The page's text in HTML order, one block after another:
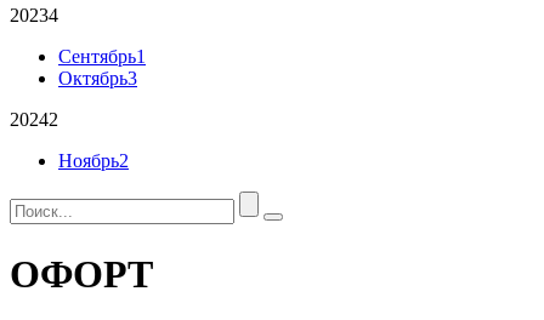
20234
Сентябрь1
Октябрь3
20242
Ноябрь2
ОФОРТ